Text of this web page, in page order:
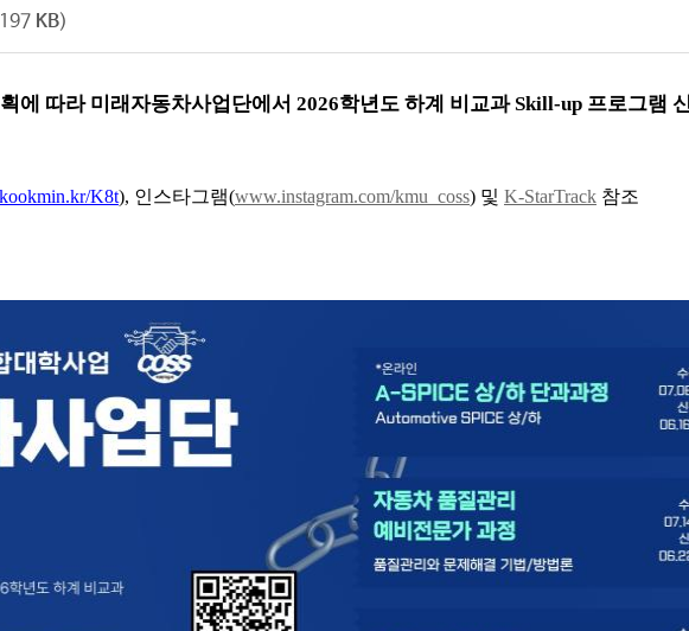
KB)
에 따라 미래자동차사업단에서 2026학년도 하계 비교과Skill-up 프로그램
K8t), 인스타그램(www.instagram.com/kmu_coss) 및 K-StarTrack 참조